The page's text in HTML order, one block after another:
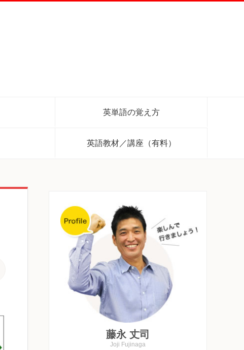
英単語の覚え方
英語教材／講座（有料）
藤永 丈司
Joji Fujinaga